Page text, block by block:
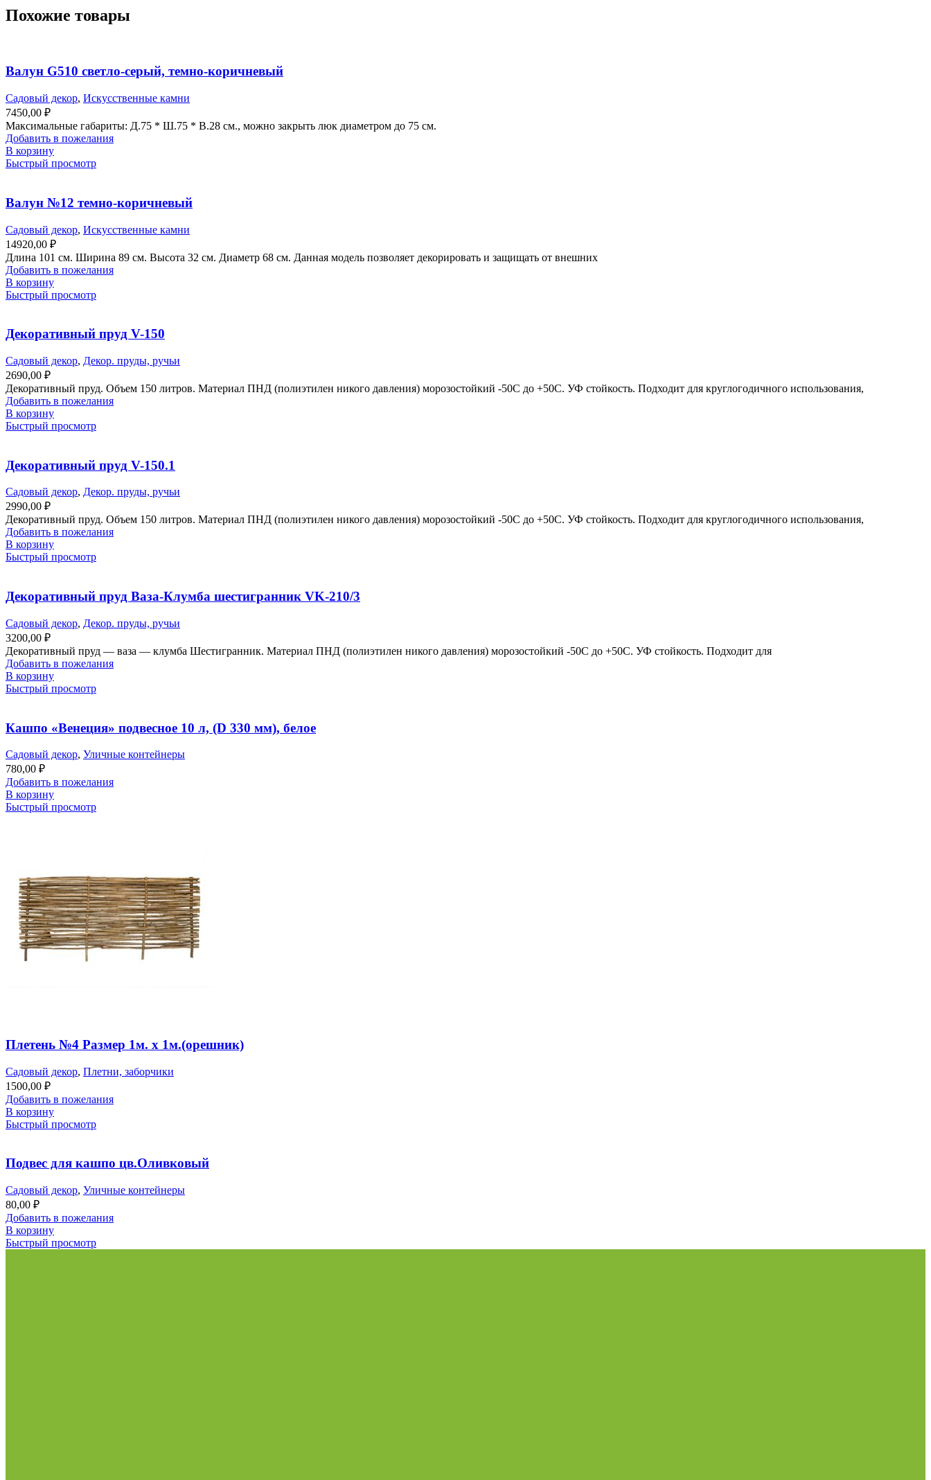
х
Похожие товары
Валун G510 светло-серый, темно-коричневый
Садовый декор, Искусственные камни
7450,00 ₽
Максимальные габариты: Д.75 * Ш.75 * В.28 см., можно закрыть люк диаметром до 75 см.
Добавить в пожелания
В корзину
Быстрый просмотр
Валун №12 темно-коричневый
Садовый декор, Искусственные камни
14920,00 ₽
Длина 101 см. Ширина 89 см. Высота 32 см. Диаметр 68 см. Данная модель позволяет декорировать и защищать от внешних
Добавить в пожелания
В корзину
Быстрый просмотр
Декоративный пруд V-150
Садовый декор, Декор. пруды, ручьи
2690,00 ₽
Декоративный пруд. Объем 150 литров. Материал ПНД (полиэтилен никого давления) морозостойкий -50С до +50С. УФ стойкость. Подходит для круглогодичного использования,
Добавить в пожелания
В корзину
Быстрый просмотр
Декоративный пруд V-150.1
Садовый декор, Декор. пруды, ручьи
2990,00 ₽
Декоративный пруд. Объем 150 литров. Материал ПНД (полиэтилен никого давления) морозостойкий -50С до +50С. УФ стойкость. Подходит для круглогодичного использования,
Добавить в пожелания
В корзину
Быстрый просмотр
Декоративный пруд Ваза-Клумба шестигранник VK-210/3
Садовый декор, Декор. пруды, ручьи
3200,00 ₽
Декоративный пруд — ваза — клумба Шестигранник. Материал ПНД (полиэтилен никого давления) морозостойкий -50С до +50С. УФ стойкость. Подходит для
Добавить в пожелания
В корзину
Быстрый просмотр
Кашпо «Венеция» подвесное 10 л, (D 330 мм), белое
Садовый декор, Уличные контейнеры
780,00 ₽
Добавить в пожелания
В корзину
Быстрый просмотр
Плетень №4 Размер 1м. х 1м.(орешник)
Садовый декор, Плетни, заборчики
1500,00 ₽
Добавить в пожелания
В корзину
Быстрый просмотр
Подвес для кашпо цв.Оливковый
Садовый декор, Уличные контейнеры
80,00 ₽
Добавить в пожелания
В корзину
Быстрый просмотр